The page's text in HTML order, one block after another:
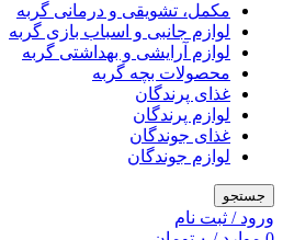
مکمل، تشویقی و درمانی گربه
لوازم جانبی و اسباب بازی گربه
لوازم آرایشی و بهداشتی گربه
محصولات بچه گربه
غذای پرندگان
لوازم پرندگان
غذای جوندگان
لوازم جوندگان
جستجو
ورود / ثبت نام